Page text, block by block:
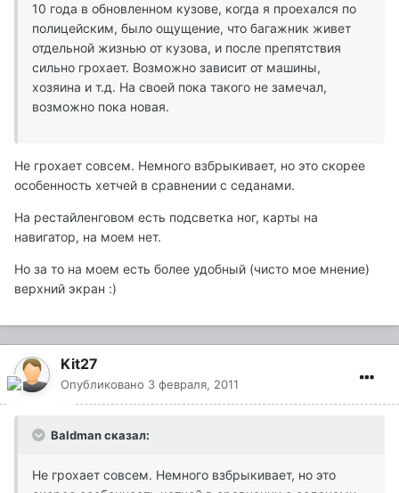
10 года в обновленном кузове, когда я проехался по
полицейским, было ощущение, что багажник живет
отдельной жизнью от кузова, и после препятствия
сильно грохает. Возможно зависит от машины,
хозяина и т.д. На своей пока такого не замечал,
возможно пока новая.
Не грохает совсем. Немного взбрыкивает, но это скорее
особенность хетчей в сравнении с седанами.
На рестайленговом есть подсветка ног, карты на
навигатор, на моем нет.
Но за то на моем есть более удобный (чисто мое мнение)
верхний экран :)
Kit27
Опубликовано 3 февраля, 2011
Baldman сказал:
Не грохает совсем. Немного взбрыкивает, но это